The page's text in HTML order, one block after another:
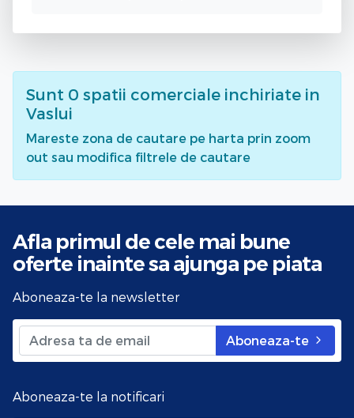
Sunt 0 spatii comerciale inchiriate in
Vaslui
Mareste zona de cautare pe harta prin zoom
out sau modifica filtrele de cautare
Afla primul de cele mai bune
oferte inainte sa ajunga pe piata
Aboneaza-te la newsletter
Aboneaza-te
Aboneaza-te la notificari